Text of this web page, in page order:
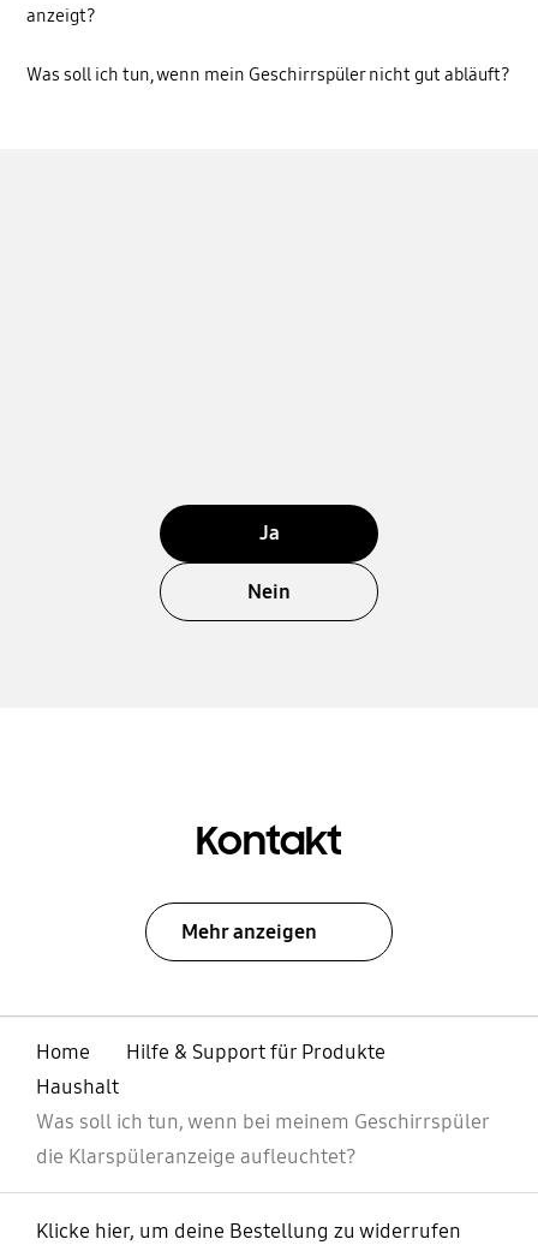
anzeigt?
Was soll ich tun, wenn mein Geschirrspüler nicht gut abläuft?
Ja
Nein
Kontakt
Mehr anzeigen
Home
Hilfe & Support für Produkte
Haushalt
Was soll ich tun, wenn bei meinem Geschirrspüler
die Klarspüleranzeige aufleuchtet?
Klicke hier, um deine Bestellung zu widerrufen